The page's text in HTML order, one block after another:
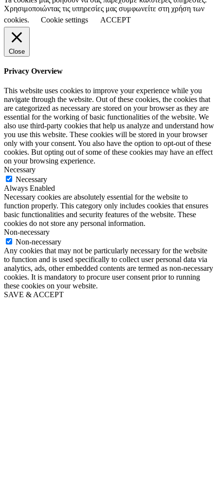
Χρησιμοποιώντας τις υπηρεσίες μας συμφωνείτε στη χρήση των
cookies.
Cookie settings ACCEPT
Close
Privacy Overview
This website uses cookies to improve your experience while you
navigate through the website. Out of these cookies, the cookies that
are categorized as necessary are stored on your browser as they are
essential for the working of basic functionalities of the website. We
also use third-party cookies that help us analyze and understand how
you use this website. These cookies will be stored in your browser
only with your consent. You also have the option to opt-out of these
cookies. But opting out of some of these cookies may have an effect
on your browsing experience.
Necessary
Necessary
Always Enabled
Necessary cookies are absolutely essential for the website to
function properly. This category only includes cookies that ensures
basic functionalities and security features of the website. These
cookies do not store any personal information.
Non-necessary
Non-necessary
Any cookies that may not be particularly necessary for the website
to function and is used specifically to collect user personal data via
analytics, ads, other embedded contents are termed as non-necessary
cookies. It is mandatory to procure user consent prior to running
these cookies on your website.
SAVE & ACCEPT